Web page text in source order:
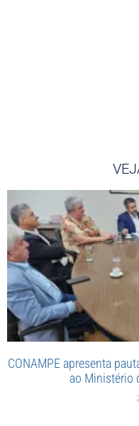
CONAMPE apresenta
ao Ministério